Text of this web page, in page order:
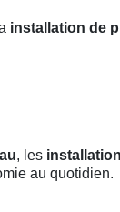
installation de
, les
au quotidien.